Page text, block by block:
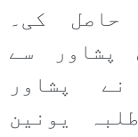
کی۔
پشاور سے
پشاور
یونین